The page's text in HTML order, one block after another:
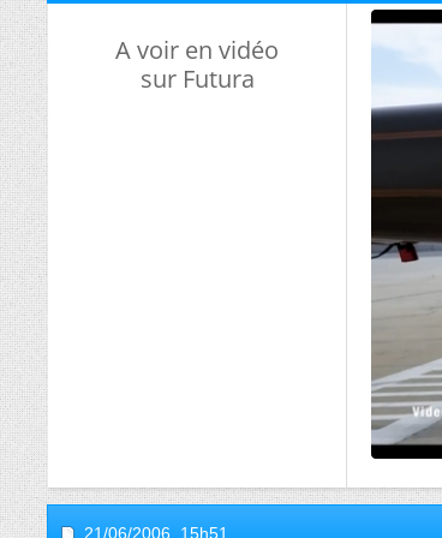
A voir en vidéo
sur Futura
21/06/2006, 15h51